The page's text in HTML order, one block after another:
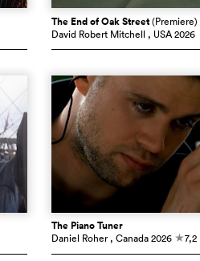
The End of Oak Street(Premiere)
David Robert Mitchell , USA2026
The Piano Tuner
Daniel Roher , Canada2026 c7,2